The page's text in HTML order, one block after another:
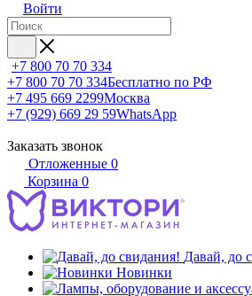
Войти
+7 800 70 70 334
+7 800 70 70 334Бесплатно по РФ
+7 495 669 2299Москва
+7 (929) 669 29 59WhatsApp
Заказать звонок
Отложенные 0
Корзина 0
Давай, до
Новинки